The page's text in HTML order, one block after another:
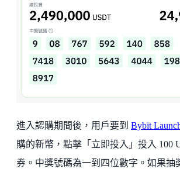
進入認購期間後，用戶要到 Bybit
購的新幣，點擊「立即投入」投入 100
券。中獎號碼為一到四位數字。如果抽